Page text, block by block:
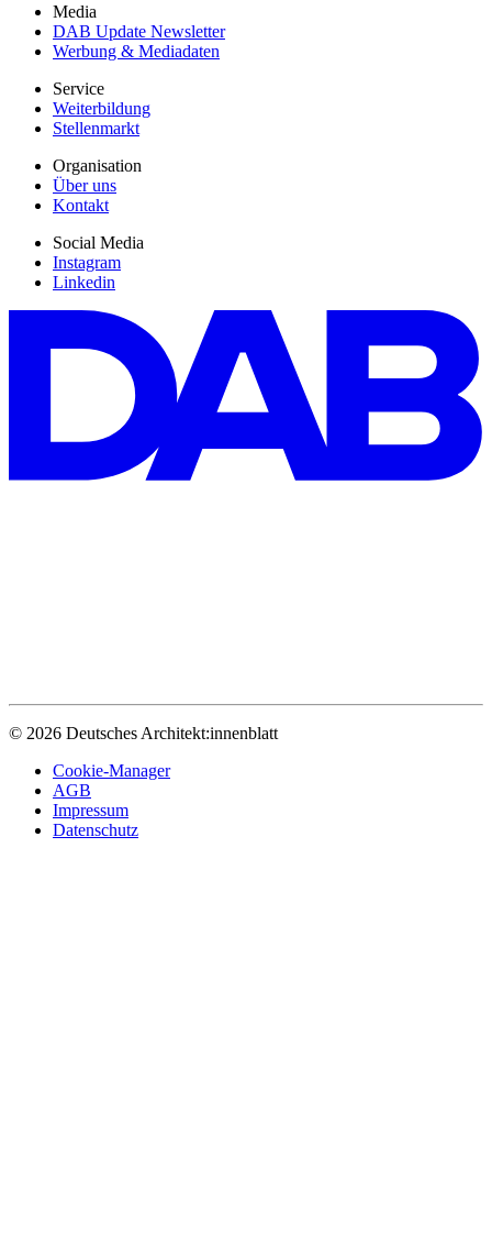
Media
DAB Update Newsletter
Werbung & Mediadaten
Service
Weiterbildung
Stellenmarkt
Organisation
Über uns
Kontakt
Social Media
Instagram
Linkedin
© 2026 Deutsches Architekt:innenblatt
Cookie-Manager
AGB
Impressum
Datenschutz